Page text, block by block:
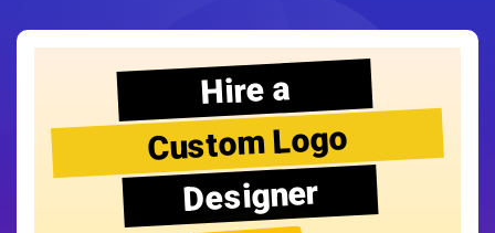
Hire a
Custom Logo
Designer